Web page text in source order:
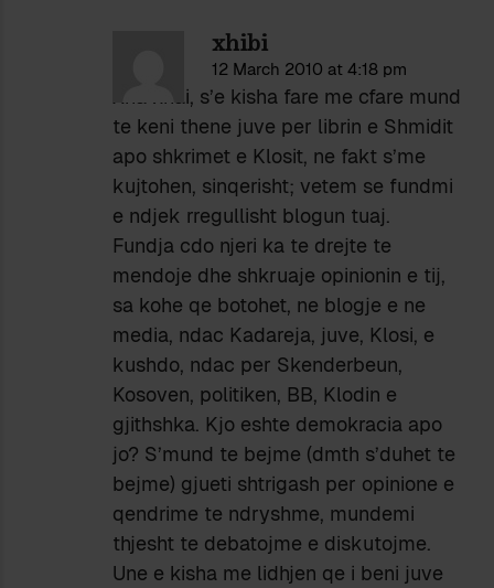
xhibi
12 March 2010 at 4:18 pm
Xha xhai, s’e kisha fare me cfare mund
te keni thene juve per librin e Shmidit
apo shkrimet e Klosit, ne fakt s’me
kujtohen, sinqerisht; vetem se fundmi
e ndjek rregullisht blogun tuaj.
Fundja cdo njeri ka te drejte te
mendoje dhe shkruaje opinionin e tij,
sa kohe qe botohet, ne blogje e ne
media, ndac Kadareja, juve, Klosi, e
kushdo, ndac per Skenderbeun,
Kosoven, politiken, BB, Klodin e
gjithshka. Kjo eshte demokracia apo
jo? S’mund te bejme (dmth s’duhet te
bejme) gjueti shtrigash per opinione e
qendrime te ndryshme, mundemi
thjesht te debatojme e diskutojme.
Une e kisha me lidhjen qe i beni juve